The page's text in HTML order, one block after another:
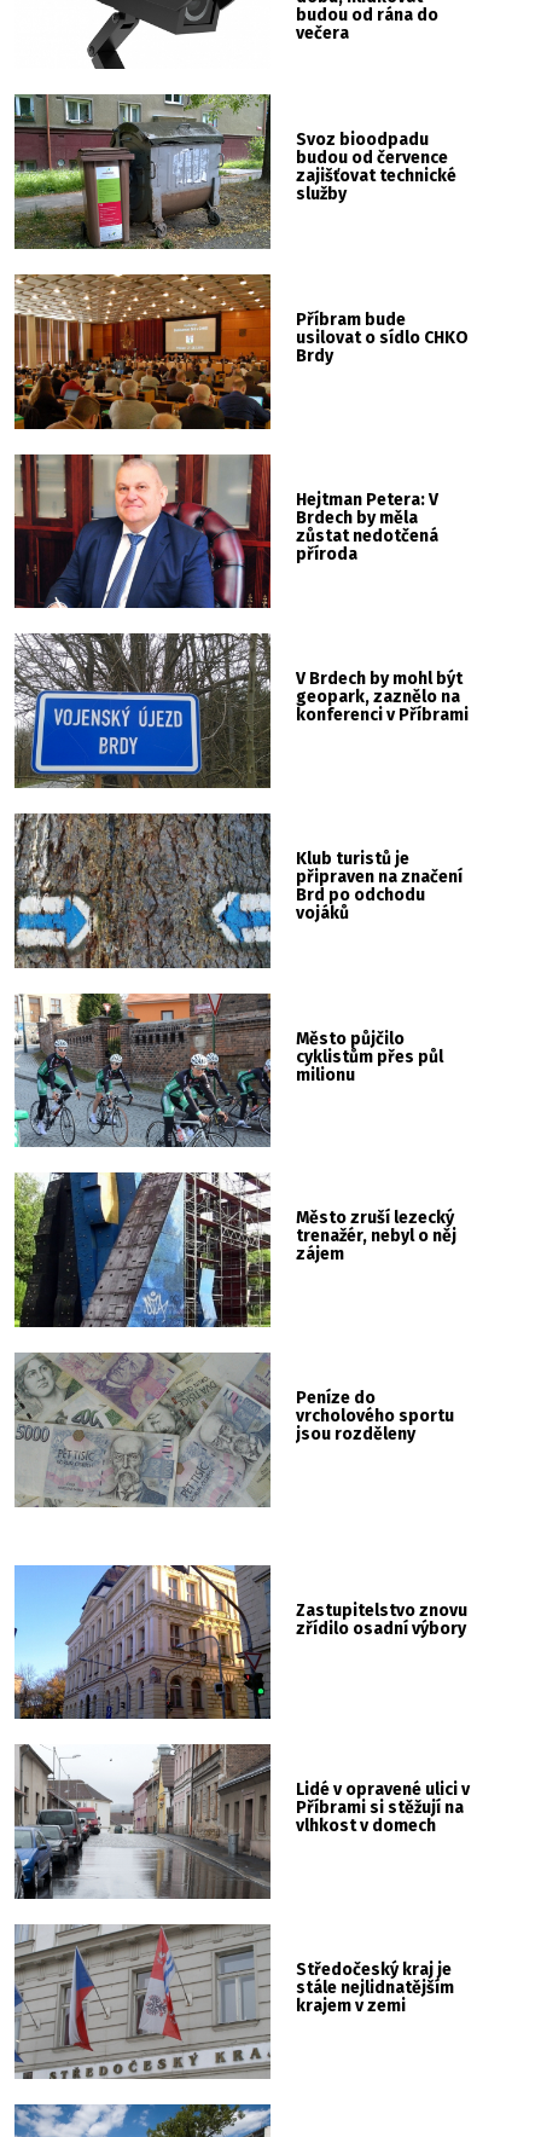
budou od rána do
večera
Svoz bioodpadu
budou od července
zajišťovat technické
služby
Příbram bude
usilovat o sídlo CHKO
Brdy
Hejtman Petera: V
Brdech by měla
zůstat nedotčená
příroda
V Brdech by mohl být
geopark, zaznělo na
konferenci v Příbrami
Klub turistů je
připraven na značení
Brd po odchodu
vojáků
Město půjčilo
cyklistům přes půl
milionu
Město zruší lezecký
trenažér, nebyl o něj
zájem
Peníze do
vrcholového sportu
jsou rozděleny
Zastupitelstvo znovu
zřídilo osadní výbory
Lidé v opravené ulici v
Příbrami si stěžují na
vlhkost v domech
Středočeský kraj je
stále nejlidnatějším
krajem v zemi